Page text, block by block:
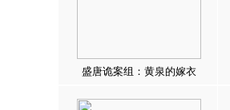
盛唐诡案组：黄泉的嫁衣